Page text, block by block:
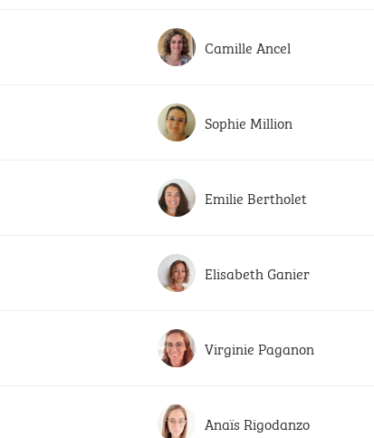
Camille Ancel
Sophie Million
Emilie Bertholet
Elisabeth Ganier
Virginie Paganon
Anaïs Rigodanzo